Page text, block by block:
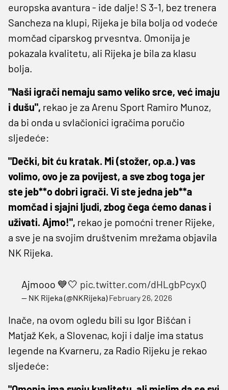
europska avantura - ide dalje! S 3-1, bez trenera
Sancheza na klupi, Rijeka je bila bolja od vodeće
momčad ciparskog prvesntva. Omonija je
pokazala kvalitetu, ali Rijeka je bila za klasu
bolja.
"Naši igrači nemaju samo veliko srce, već imaju
i dušu", rekao je za Arenu Sport Ramiro Munoz,
da bi onda u svlačionici igračima poručio
sljedeće:
"Dečki, bit ću kratak. Mi (stožer, op.a.) vas
volimo, ovo je za povijest, a sve zbog toga jer
ste jeb**o dobri igrači. Vi ste jedna jeb**a
momčad i sjajni ljudi, zbog čega ćemo danas i
uživati. Ajmo!", rekao je pomoćni trener Rijeke,
a sve je na svojim društvenim mrežama objavila
NK Rijeka.
Ajmooo 💙🤍 pic.twitter.com/dHLgbPcyxQ
— NK Rijeka (@NKRijeka)February 26, 2026
Inače, na ovom ogledu bili su Igor Bišćan i
Matjaž Kek, a Slovenac, koji i dalje ima status
legende na Kvarneru, za Radio Rijeku je rekao
sljedeće: